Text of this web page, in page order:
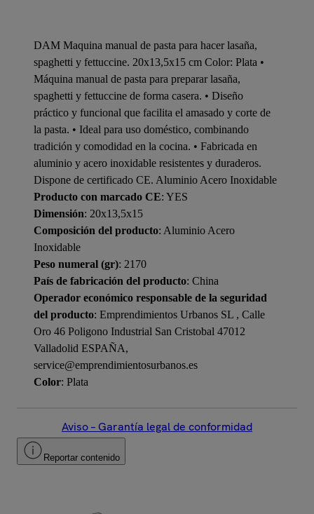
DAM Maquina manual de pasta para hacer lasaña,
spaghetti y fettuccine. 20x13,5x15 cm Color: Plata •
Máquina manual de pasta para preparar lasaña,
spaghetti y fettuccine de forma casera. • Diseño
práctico y funcional que facilita el amasado y corte de
la pasta. • Ideal para uso doméstico, combinando
tradición y comodidad en la cocina. • Fabricada en
aluminio y acero inoxidable resistentes y duraderos.
Dispone de certificado CE. Aluminio Acero Inoxidable
Producto con marcado CE: YES
Dimensión: 20x13,5x15
Composición del producto: Aluminio Acero
Inoxidable
Peso numeral (gr): 2170
País de fabricación del producto: China
Operador económico responsable de la seguridad
del producto: Emprendimientos Urbanos SL , Calle
Oro 46 Poligono Industrial San Cristobal 47012
Valladolid ESPAÑA,
service@emprendimientosurbanos.es
Color: Plata
Aviso – Garantía legal de conformidad
Reportar contenido